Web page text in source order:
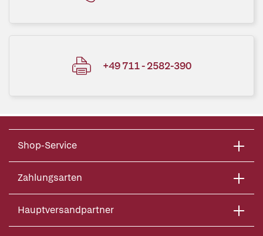
+49 711 - 2582-390
Shop-Service
Zahlungsarten
Hauptversandpartner